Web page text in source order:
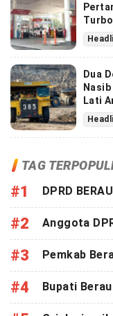
Dua
Lati
TAG
#1 DPRD BERAU
#2 Anggota
#3 Pemkab
#4 Bupati Berau